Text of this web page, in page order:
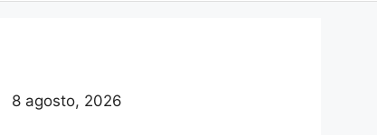
8 agosto, 2026